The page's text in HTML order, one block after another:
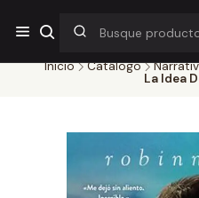
¡Por pocos días! Despacho a
$38.000
Inicio Catálogo
La Idea